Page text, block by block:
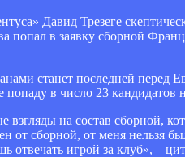
Давид Трезеге
попал в заявку сборной
станет последней
попаду в число 23 кандидатов
взгляды на состав сборной,
от сборной, от меня нельзя
отвечать игрой за клуб», –